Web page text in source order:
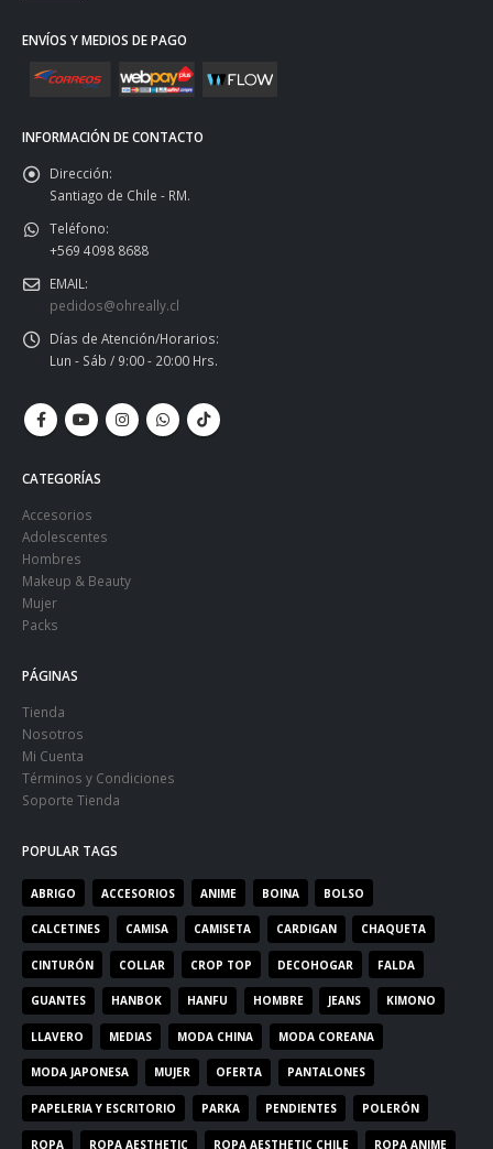
ENVÍOS Y MEDIOS DE PAGO
INFORMACIÓN DE CONTACTO
Dirección:
Santiago de Chile - RM.
Teléfono:
+569 4098 8688
EMAIL:
pedidos@ohreally.cl
Días de Atención/Horarios:
Lun - Sáb / 9:00 - 20:00 Hrs.
CATEGORÍAS
Accesorios
Adolescentes
Hombres
Makeup & Beauty
Mujer
Packs
PÁGINAS
Tienda
Nosotros
Mi Cuenta
Términos y Condiciones
Soporte Tienda
POPULAR TAGS
ABRIGO ACCESORIOS ANIME BOINA BOLSO
CALCETINES CAMISA CAMISETA CARDIGAN CHAQUETA
CINTURÓN COLLAR CROP TOP DECOHOGAR FALDA
GUANTES HANBOK HANFU HOMBRE JEANS KIMONO
LLAVERO MEDIAS MODA CHINA MODA COREANA
MODA JAPONESA MUJER OFERTA PANTALONES
PAPELERIA Y ESCRITORIO PARKA PENDIENTES POLERÓN
ROPA ROPA AESTHETIC ROPA AESTHETIC CHILE ROPA ANIME